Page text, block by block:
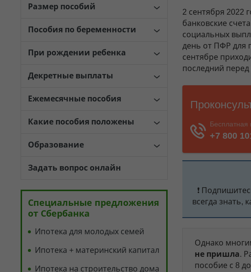
Размер пособий
Пособия по беременности
При рождении ребенка
Декретные выплаты
Ежемесячные пособия
Какие пособия положены
Образование
Задать вопрос онлайн
Специальные предложения
от Сбербанка
Ипотека для молодых семей
Ипотека + материнский капитал
Ипотека на строительство дома
2 сентября 2022
банковские
социальных
день от ПФР для
сентябре
последний
❗
всегда знать,
Однако
не пришла.
пособие с 8